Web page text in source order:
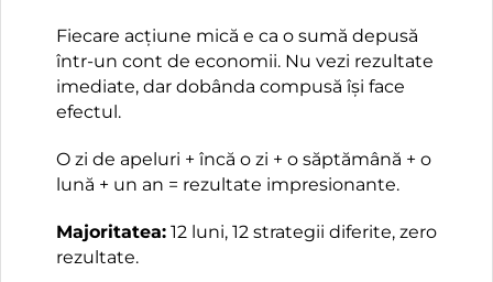
Fiecare acțiune mică e ca o sumă depusă
într-un cont de economii. Nu vezi rezultate
imediate, dar dobânda compusă își face
efectul.
O zi de apeluri + încă o zi + o săptămână + o
lună + un an = rezultate impresionante.
Majoritatea: 12 luni, 12 strategii diferite, zero
rezultate.